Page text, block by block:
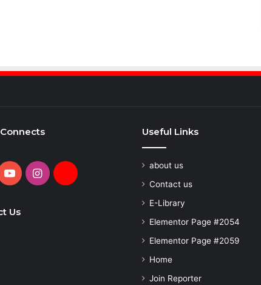
YouTubeInstagramDaily
Us
Useful Links
about us
Contact us
E-Library
Elementor Page #2054
Elementor Page #2059
Home
Join Reporter